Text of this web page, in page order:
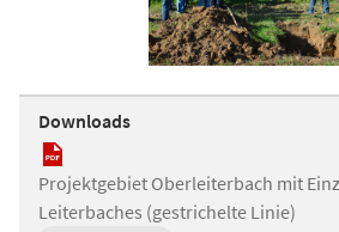
Downloads
Projektgebiet Oberleiterbach mit
Leiterbaches (gestrichelte Linie)